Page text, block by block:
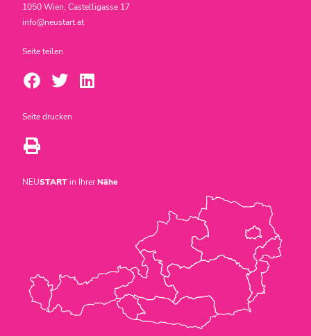
1050 Wien, Castelligasse 17
info@neustart.at
Seite teilen
Seite drucken
NEUSTARTin IhrerNähe